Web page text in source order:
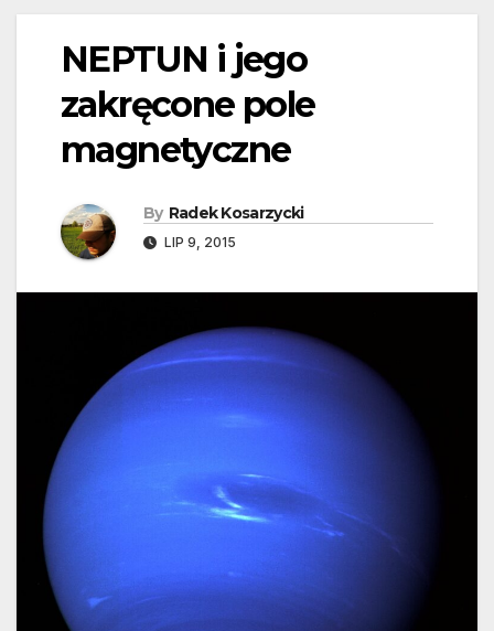
NEPTUN i jego
zakręcone pole
magnetyczne
By Radek Kosarzycki
LIP 9, 2015